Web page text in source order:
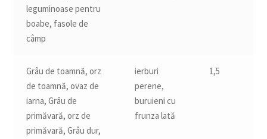
leguminoase pentru
boabe, fasole de
câmp
Grâu de toamnă, orz
de toamnă, ovaz de
iarna, Grâu de
primăvară, orz de
primăvară, Grâu dur,
ierburi
perene,
buruieni cu
frunza lată
1,5